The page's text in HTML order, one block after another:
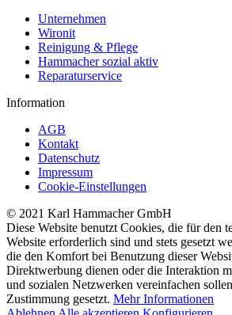
Unternehmen
Wironit
Reinigung & Pflege
Hammacher sozial aktiv
Reparaturservice
Information
AGB
Kontakt
Datenschutz
Impressum
Cookie-Einstellungen
© 2021 Karl Hammacher GmbH
Diese Website benutzt Cookies, die für den
Website erforderlich sind und stets gesetzt
die den Komfort bei Benutzung dieser
Direktwerbung dienen oder die Interaktion
und sozialen Netzwerken vereinfachen
Zustimmung gesetzt. Mehr Informationen